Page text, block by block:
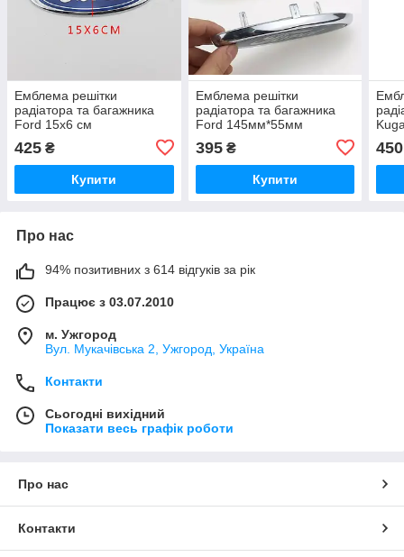
Емблема решітки
радіатора та багажника
Ford 15x6 см
425 ₴
Купити
Емблема решітки
радіатора та багажника
Ford 145мм*55мм
395₴
Купити
450
Про нас
94% позитивних з 614 відгуків за рік
Працює з 03.07.2010
м. Ужгород
Вул. Мукачівська 2, Ужгород, Україна
Контакти
Сьогодні вихідний
Показати весь графік роботи
Про нас
Контакти